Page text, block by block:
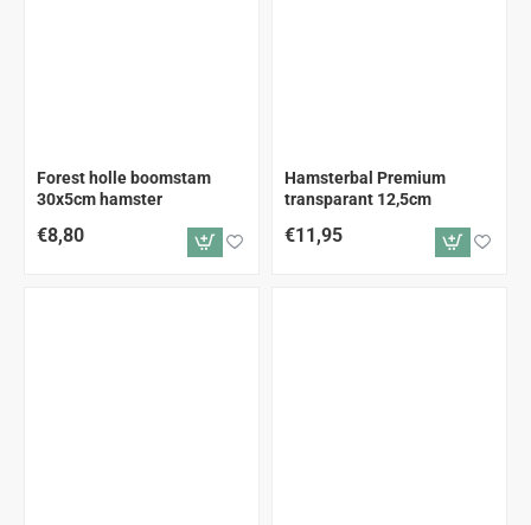
Forest holle boomstam
30x5cm hamster
€8,80
Hamsterbal Premium
transparant 12,5cm
€11,95